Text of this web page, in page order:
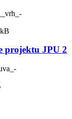
projektu JPU 2